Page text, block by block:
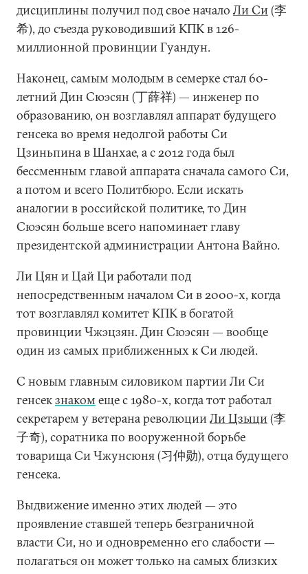
дисциплины получил под свое начало Ли Си(李
希), до съезда руководивший КПК в 126-
миллионной провинции Гуандун.
Наконец, самым молодым в семерке стал 60-
летний Дин Сюэсян (丁薛祥) — инженер по
образованию, он возглавлял аппарат будущего
генсека во время недолгой работы Си
Цзиньпина в Шанхае, а с 2012 года был
бессменным главой аппарата сначала самого Си,
а потом и всего Политбюро. Если искать
аналогии в российской политике, то Дин
Сюэсян больше всего напоминает главу
президентской администрации Антона Вайно.
Ли Цян и Цай Ци работали под
непосредственным началом Си в 2000-х, когда
тот возглавлял комитет КПК в богатой
провинции Чжэцзян. Дин Сюэсян — вообще
один из самых приближенных к Си людей.
С новым главным силовиком партии Ли Си
генсекзнаком еще с 1980-х, когда тот работал
секретарем у ветерана революцииЛи Цзыци(李
子奇), соратника по вооруженной борьбе
товарища Си Чжунсюня (习仲勋), отца будущего
генсека.
Выдвижение именно этих людей — это
проявление ставшей теперь безграничной
власти Си, но и одновременно его слабости —
полагаться он может только на самых близких